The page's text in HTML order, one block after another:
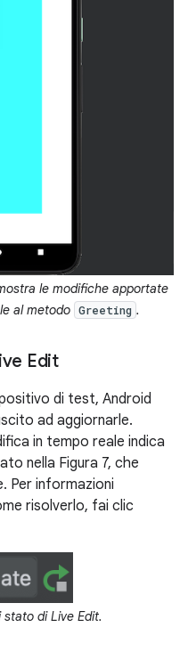
le modifiche apportate
al metodo Greeting .
Edit
di test, Android
ad aggiornarle.
in tempo reale indica
nella Figura 7, che
Per informazioni
risolverlo, fai clic
di Live Edit.